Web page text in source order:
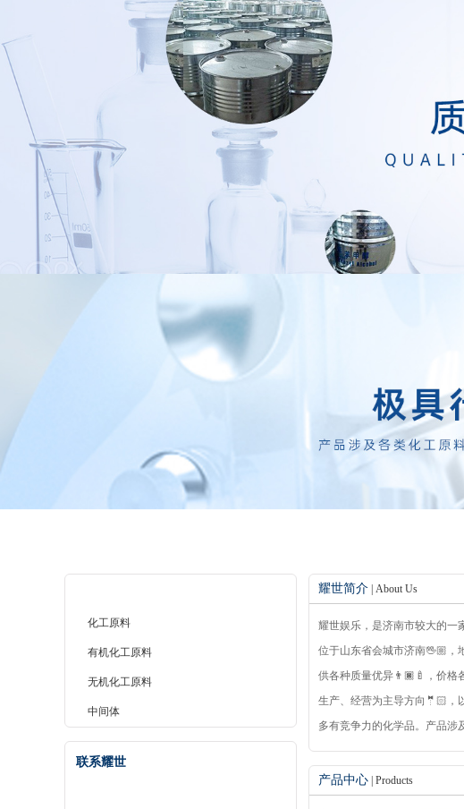
化工原料
有机化工原料
无机化工原料
中间体
联系耀世
耀世简介 | About Us
耀世娱乐，是济南市较大的一
位于山东省会城市济南🖖🏼，
供各种质量优异👨🏿‍🍼，价格
生产、经营为主导方向🤵🏻，
多有竞争力的化学品。产品涉
🤙🏻、化学试剂、食品添加剂
氯乙烯，异丙醇🧞‍♀️𓀓，四氢呋
产品中心 | Products